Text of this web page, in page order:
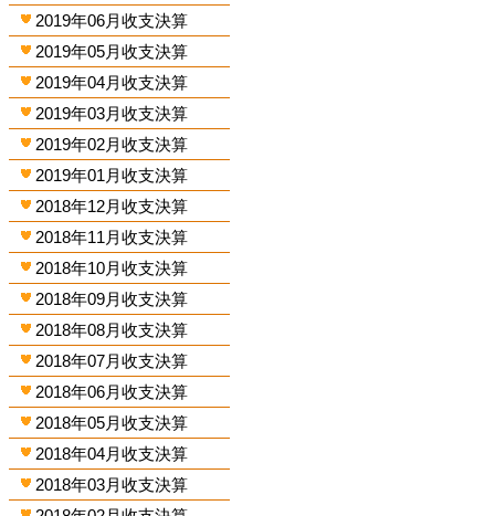
2019年06月收支決算
2019年05月收支決算
2019年04月收支決算
2019年03月收支決算
2019年02月收支決算
2019年01月收支決算
2018年12月收支決算
2018年11月收支決算
2018年10月收支決算
2018年09月收支決算
2018年08月收支決算
2018年07月收支決算
2018年06月收支決算
2018年05月收支決算
2018年04月收支決算
2018年03月收支決算